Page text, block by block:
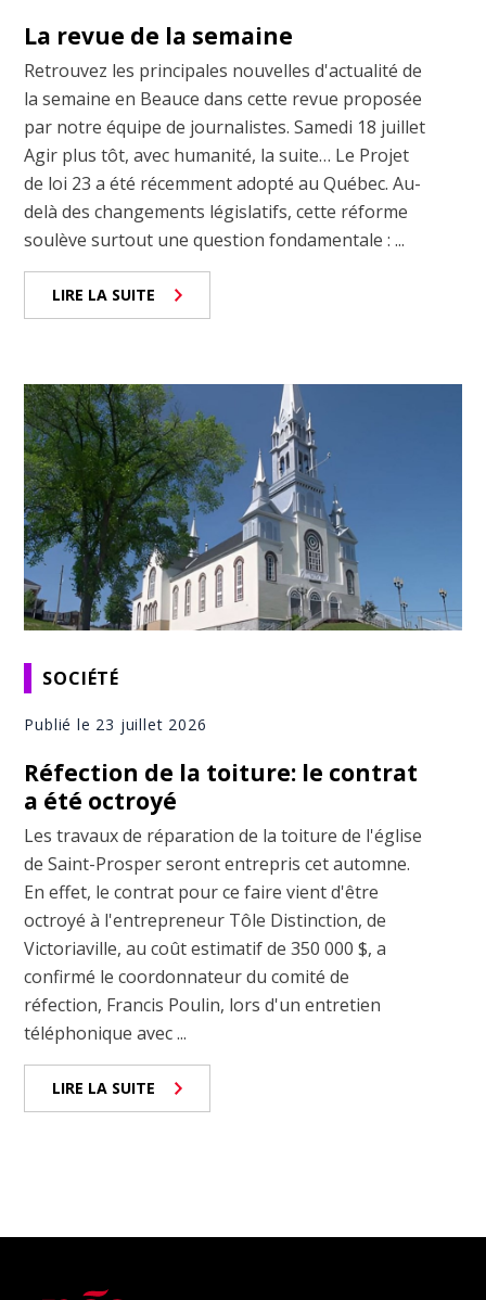
La revue de la semaine
Retrouvez les principales nouvelles d'actualité de
la semaine en Beauce dans cette revue proposée
par notre équipe de journalistes. Samedi 18 juillet
Agir plus tôt, avec humanité, la suite… Le Projet
de loi 23 a été récemment adopté au Québec. Au-
delà des changements législatifs, cette réforme
soulève surtout une question fondamentale : ...
LIRE LA SUITE
SOCIÉTÉ
Publié le 23 juillet 2026
Réfection de la toiture: le contrat
a été octroyé
Les travaux de réparation de la toiture de l'église
de Saint-Prosper seront entrepris cet automne.
En effet, le contrat pour ce faire vient d'être
octroyé à l'entrepreneur Tôle Distinction, de
Victoriaville, au coût estimatif de 350 000 $, a
confirmé le coordonnateur du comité de
réfection, Francis Poulin, lors d'un entretien
téléphonique avec ...
LIRE LA SUITE